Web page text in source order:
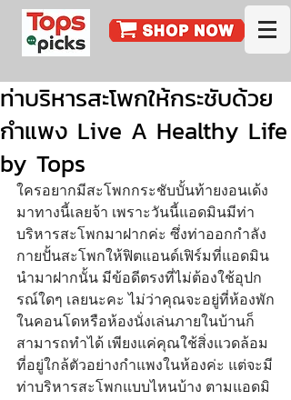
ท่าบริหารสะโพกให้กระชับด้วย
กำแพง Live A Healthy Life
by Tops
ใครอยากมีสะโพกกระชับบั้นท้ายงอนเด้ง
มาทางนี้เลยจ้า เพราะวันนี้แอดมินมีท่า
บริหารสะโพกมาฝากค่ะ ซึ่งท่าออกกำลัง
กายปั้นสะโพกให้ฟิตแอนด์เฟิร์มที่แอดมิน
นำมาฝากนั้น มีข้อดีตรงที่ไม่ต้องใช้อุปก
รณ์ใดๆ เลยนะคะ ไม่ว่าคุณจะอยู่ที่ห้องพัก
ในคอนโดหรือห้องนั่งเล่นภายในบ้านก็
สามารถทำได้ เพียงแค่คุณใช้สิ่งแวดล้อม
ที่อยู่ใกล้ตัวอย่างกำแพงในห้องค่ะ แต่จะมี
ท่าบริหารสะโพกแบบไหนบ้าง ตามแอดมิ